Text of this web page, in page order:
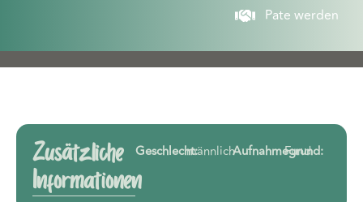
Pate werden
Zusätzliche
Informationen
Geschlecht:männlichAufnahmegrund:
Fund